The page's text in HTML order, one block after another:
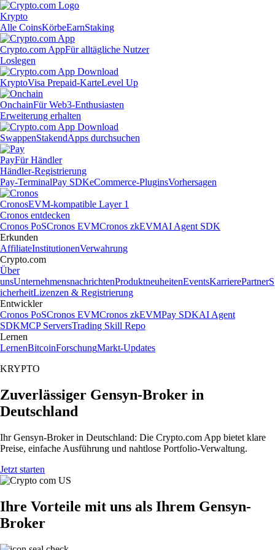
Krypto
Alle CoinsKörbeEarnStaking
Crypto.com AppFür alltägliche Nutzer
Loslegen
KryptoVisa Prepaid-KarteLevel Up
OnchainFür Web3-Enthusiasten
Erweiterung erhalten
SwappenStakendApps durchsuchen
PayFür Händler
Händler-Registrierung
Pay-TerminalPay SDKeCommerce-PluginsVorhersagen
CronosEVM-kompatible Layer 1
Cronos entdecken
Cronos PoSCronos EVMCronos zkEVMAI Agent SDK
Erkunden
AffiliateInstitutionenVerwahrung
Crypto.com
Über
unsUnternehmensnachrichtenProduktneuheitenEventsKarrierePartnerS
icherheitLizenzen & Registrierung
Entwickler
Cronos PoSCronos EVMCronos zkEVMPay SDKAI Agent
SDKMCP ServersTrading Skill Repo
Lernen
LernenBitcoinForschungMarkt-Updates
KRYPTO
Zuverlässiger Gensyn-Broker in
Deutschland
Ihr Gensyn-Broker in Deutschland: Die Crypto.com App bietet klare
Preise, einfache Ausführung und nahtlose Portfolio-Verwaltung.
Jetzt starten
Ihre Vorteile mit uns als Ihrem Gensyn-
Broker